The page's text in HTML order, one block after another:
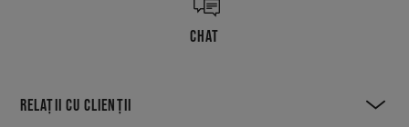
CHAT
RELAȚII CU CLIENȚII